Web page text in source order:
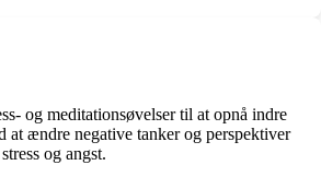
og meditationsøvelser til at opnå indre
ændre negative tanker og perspektiver
og angst.